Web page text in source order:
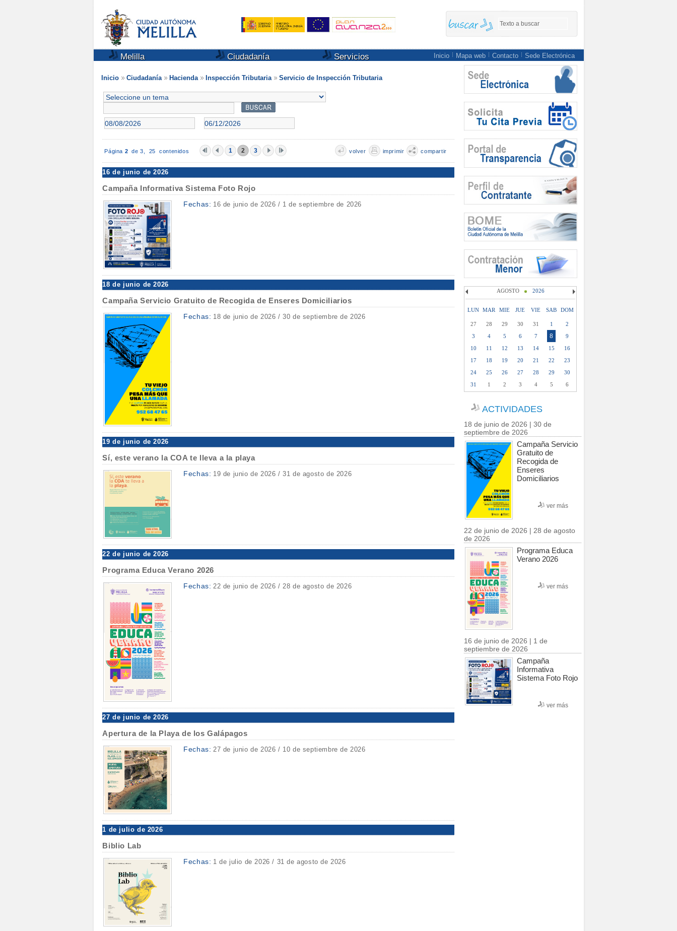
Melilla Ciudadanía Servicios Inicio Mapa web Contacto Sede Electrónica
Inicio Ciudadanía Hacienda Inspección Tributaria Servicio de Inspección Tributaria
Página 2 de 3, 25 contenidos 1 2 3 volver imprimir compartir
16 de junio de 2026
Campaña Informativa Sistema Foto Rojo
Fechas: 16 de junio de 2026 / 1 de septiembre de 2026
18 de junio de 2026
Campaña Servicio Gratuito de Recogida de Enseres Domiciliarios
Fechas: 18 de junio de 2026 / 30 de septiembre de 2026
19 de junio de 2026
Sí, este verano la COA te lleva a la playa
Fechas: 19 de junio de 2026 / 31 de agosto de 2026
22 de junio de 2026
Programa Educa Verano 2026
Fechas: 22 de junio de 2026 / 28 de agosto de 2026
27 de junio de 2026
Apertura de la Playa de los Galápagos
Fechas: 27 de junio de 2026 / 10 de septiembre de 2026
1 de julio de 2026
Biblio Lab
Fechas: 1 de julio de 2026 / 31 de agosto de 2026
AGOSTO 2026
LUN MAR MIE JUE VIE SAB DOM
27 28 29 30 31 1
2
3
4 5 6 7 8
9
10
11 12 13 14 15
16
17
18 19 20 21 22
23
24
25 26 27 28 29
30
31
1 2 3 4 5 6
ACTIVIDADES
18 de junio de 2026 | 30 de
septiembre de 2026
Campaña Servicio
Gratuito de
Recogida de
Enseres
Domiciliarios
ver más
22 de junio de 2026 | 28 de agosto
de 2026
Programa Educa
Verano 2026
ver más
16 de junio de 2026 | 1 de
septiembre de 2026
Campaña
Informativa
Sistema Foto Rojo
ver más